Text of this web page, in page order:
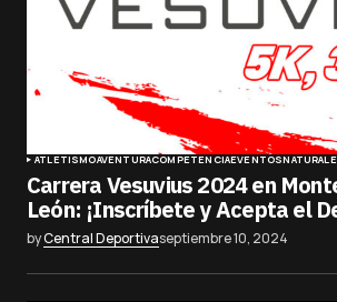
ATLETISMOAVENTURACOMPETENCIAEVENTOS
Carrera Vesuvius 2024 en
León: ¡Inscríbete y Acepta el
byCentral Deportivaseptiembre 10, 2024